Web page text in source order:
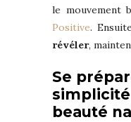
le mouvement
Positive.
révéler,
Se
beauté